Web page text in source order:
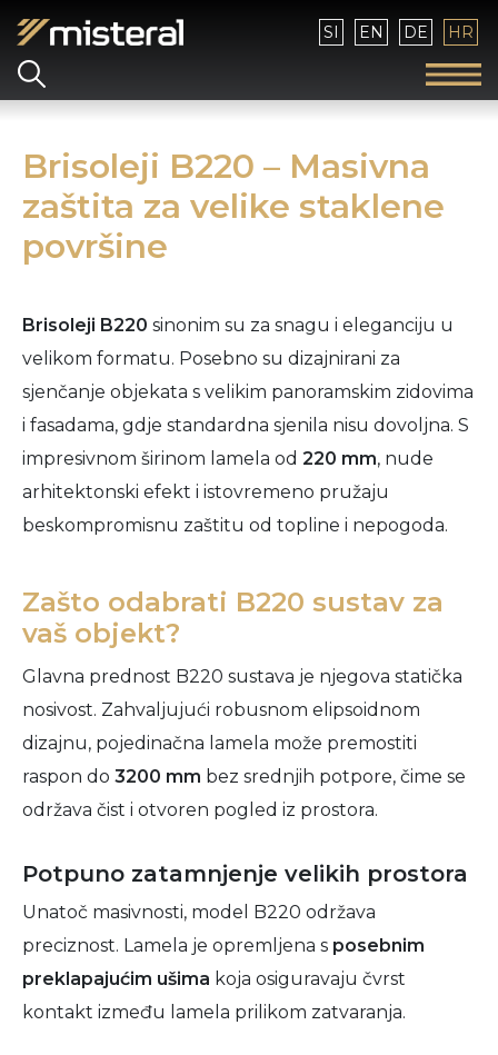
Izaberite vaš jezik
SI EN DE HR
Brisoleji B220 – Masivna
zaštita za velike staklene
površine
Brisoleji B220 sinonim su za snagu i eleganciju u
velikom formatu. Posebno su dizajnirani za
sjenčanje objekata s velikim panoramskim zidovima
i fasadama, gdje standardna sjenila nisu dovoljna. S
impresivnom širinom lamela od 220 mm, nude
arhitektonski efekt i istovremeno pružaju
beskompromisnu zaštitu od topline i nepogoda.
Zašto odabrati B220 sustav za
vaš objekt?
Glavna prednost B220 sustava je njegova statička
nosivost. Zahvaljujući robusnom elipsoidnom
dizajnu, pojedinačna lamela može premostiti
raspon do 3200 mm bez srednjih potpore, čime se
održava čist i otvoren pogled iz prostora.
Potpuno zatamnjenje velikih prostora
Unatoč masivnosti, model B220 održava
preciznost. Lamela je opremljena s posebnim
preklapajućim ušima koja osiguravaju čvrst
kontakt između lamela prilikom zatvaranja.